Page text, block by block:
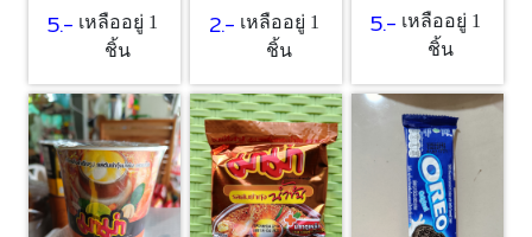
5.- เหลืออยู่ 1
ชิ้น
2.- เหลืออยู่ 1
ชิ้น
5.- เหลืออยู่ 1
ชิ้น